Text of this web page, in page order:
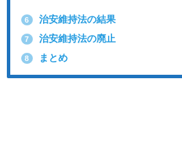
6 治安維持法の結果
7 治安維持法の廃止
8 まとめ